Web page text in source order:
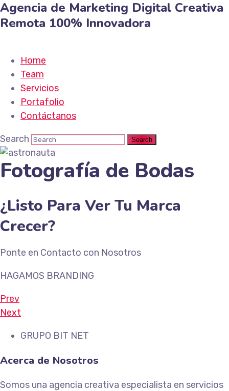
Agencia de Marketing Digital Creativa
Remota 100% Innovadora
Home
Team
Servicios
Portafolio
Contáctanos
Search
Fotografía de Bodas
¿Listo Para Ver Tu Marca
Crecer?
Ponte en Contacto con Nosotros
HAGAMOS BRANDING
Prev
Next
GRUPO BIT NET
Acerca de Nosotros
Somos una agencia creativa especialista en servicios